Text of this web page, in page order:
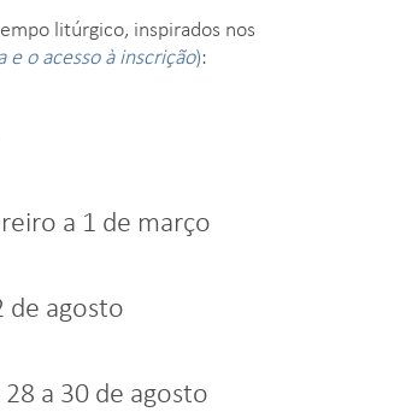
litúrgico, inspirados nos
o acesso à inscrição):
a 1 de março
de agosto
a 30 de agosto